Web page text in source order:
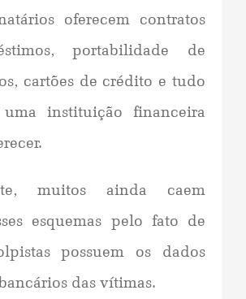
oferecem contratos
portabilidade de
cartões de crédito e tudo
instituição financeira
muitos ainda caem
esquemas pelo fato de
possuem os dados
das vítimas.